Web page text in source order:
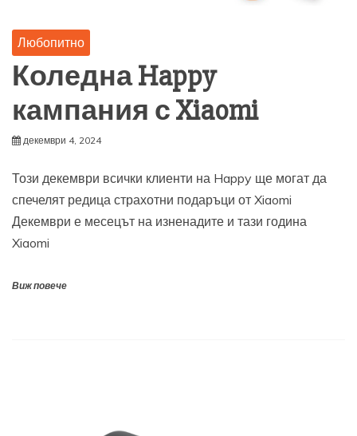
Любопитно
Коледна Happy
кампания с Xiaomi
декември 4, 2024
Този декември всички клиенти на Happy ще могат да
спечелят редица страхотни подаръци от Xiaomi
Декември е месецът на изненадите и тази година
Xiaomi
Виж повече